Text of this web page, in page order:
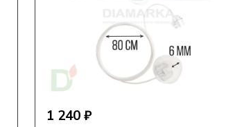
1 240 ₽